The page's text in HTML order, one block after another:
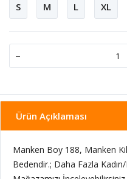
S M L XL
-
Ürün Açıklaması
Manken Boy 188, Manken
Bedendir.; Daha Fazla